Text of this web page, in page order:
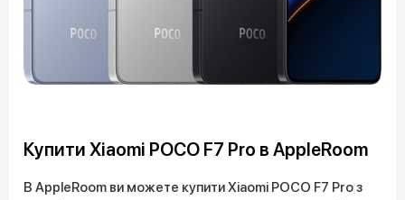
Купити Xiaomi POCO F7 Pro в AppleRoom
В AppleRoom ви можете купити Xiaomi POCO F7 Pro з